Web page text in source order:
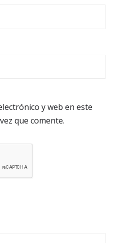
y web en este
que comente.